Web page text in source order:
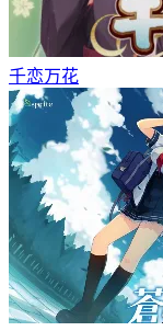
千恋万花